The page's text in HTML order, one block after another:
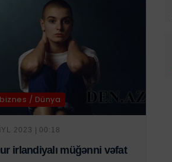
/ Dünya
2023 | 00:18
irlandiyalı müğənni vəfat